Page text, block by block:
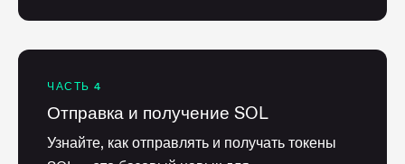
ЧАСТЬ 4
Отправка и получение SOL
Узнайте, как отправлять и получать токены